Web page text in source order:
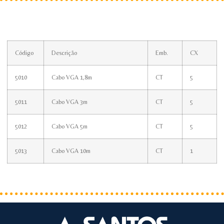
Código Descrição Emb. CX
5010 Cabo VGA 1,8m CT 5
5011 Cabo VGA 3m CT 5
5012 Cabo VGA 5m CT 5
5013 Cabo VGA 10m CT 1